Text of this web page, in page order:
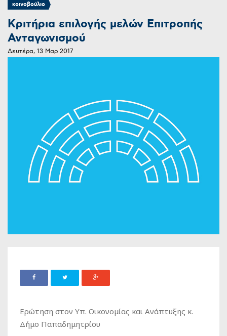
κοινοβούλιο
Κριτήρια επιλογής μελών Επιτροπής
Ανταγωνισμού
Δευτέρα, 13 Μαρ 2017
Ερώτηση στον Υπ. Οικονομίας και Ανάπτυξης κ.
Δήμο Παπαδημητρίου